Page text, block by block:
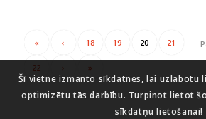
« ‹ 18 19 20 21
22 › »
Šī vietne izmanto sīkdatnes, lai uzlabotu
optimizētu tās darbību. Turpinot lietot
sīkdatņu lietošanai!